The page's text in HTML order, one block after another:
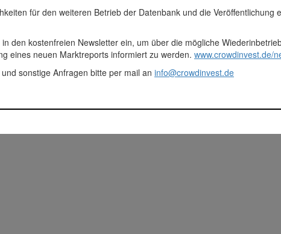
für den weiteren Betrieb der Datenbank und die Veröffentlichung
den kostenfreien Newsletter ein, um über die mögliche
eines neuen Marktreports informiert zu werden. www.crowdinvest.de/
sonstige Anfragen bitte per mail an info@crowdinvest.de